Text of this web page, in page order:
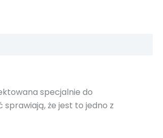
specjalnie do
że jest to jedno z